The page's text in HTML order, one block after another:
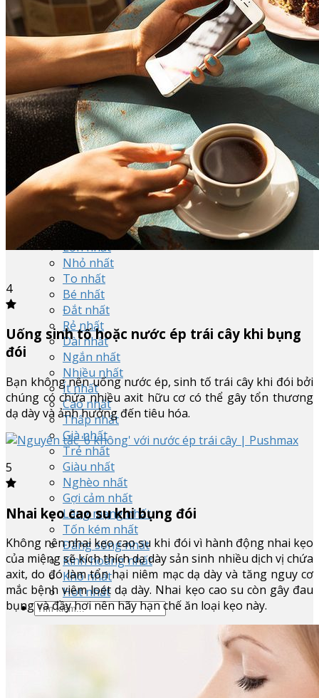
Vĩnh Phúc
Yên Bái
Miền Bắc
Miền Trung
Miền Nam
Uy tín nhất
Tốt nhất
Ngon nhất
Đẹp nhất
Hay nhất
Nổi tiếng nhất
Kỳ lạ nhất
Danh tiếng nhất
Độc đáo nhất
Hấp dẫn nhất
Lớn nhất
Nhỏ nhất
To nhất
Bé nhất
Đắt nhất
Rẻ nhất
Dài nhất
Ngắn nhất
Nhiều nhất
Ít nhất
Cao nhất
Thấp nhất
Già nhất
Trẻ nhất
Giàu nhất
Nghèo nhất
Gợi cảm nhất
Lãng mạng nhất
Tốn kém nhất
Đáng sống nhất
Kinh hoàng nhất
Khó nhất
Hot nhất
4
Uống sinh tố hoặc nước ép trái cây khi bụng
đói
Bạn không nên uống nước ép, sinh tố trái cây khi đói bởi
chúng có chứa nhiều axit hữu cơ có thể gây tổn thương
dạ dày và ảnh hưởng đến tiêu hóa.
5
Nhai kẹo cao su khi bụng đói
Không nên nhai kẹo cao su khi đói vì hành động nhai kẹo
của miệng sẽ kích thích dạ dày sản sinh nhiều dịch vị chứa
axit, do đó làm tổn hại niêm mạc dạ dày và tăng nguy cơ
mắc bệnh viêm loét dạ dày. Nhai kẹo cao su còn gây đau
bụng và đầy hơi nên hãy hạn chế ăn loại kẹo này.